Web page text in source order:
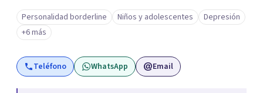
privilegio de colaborar en comunidades como Olivar del
Conde y Xochimilco, lo que me permitió conocer diversas
realidades y necesidades.
Personalidad borderline Niños y adolescentes
Depresión
+6 más
Teléfono WhatsApp Email